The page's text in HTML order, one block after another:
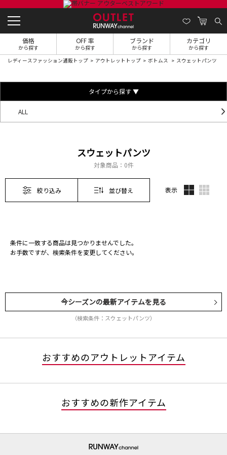
価格
から探す
OFF 率
から探す
ブランド
から探す
カテゴリ
から探す
レディースファッション通販トップ アウトレットトップ ボトムス スウェットパンツ
タイプから探す ▼
ALL
スウェットパンツ
対象商品： 0件
絞り込み 並び替え 表示
条件に一致する商品は見つかりませんでした。
お手数ですが、検索条件を変更してください。
今シーズンの最新アイテムを見る
（検索条件：スウェットパンツ）
おすすめのアウトレットアイテム
おすすめの新作アイテム